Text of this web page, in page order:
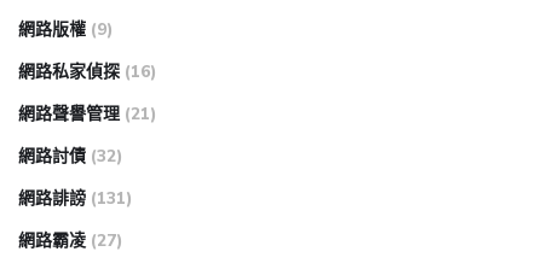
網路版權 (9)
網路私家偵探 (16)
網路聲譽管理 (21)
網路討債 (32)
網路誹謗 (131)
網路霸凌 (27)